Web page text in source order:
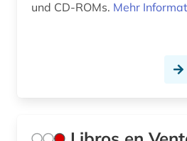
und CD-ROMs. Mehr